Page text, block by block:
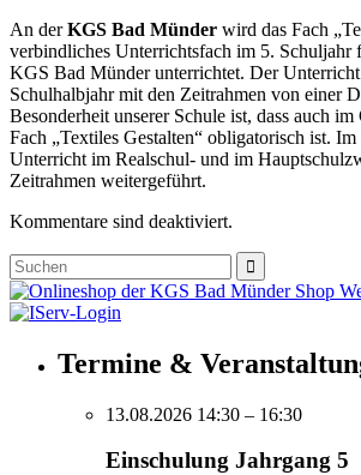
An derKGS Bad Münder wird das Fach
verbindliches Unterrichtsfach im 5. Schuljahr
KGS Bad Münder unterrichtet. Der
Schulhalbjahr mit den Zeitrahmen von einer
Besonderheit unserer Schule ist, dass auch
Fach „Textiles Gestalten“ obligatorisch ist.
Unterricht im Realschul- und im
Zeitrahmen weitergeführt.
Kommentare sind deaktiviert.
Shop
Termine &
13.08.2026 14:30 – 16:30
Einschulung Jahrgang 5